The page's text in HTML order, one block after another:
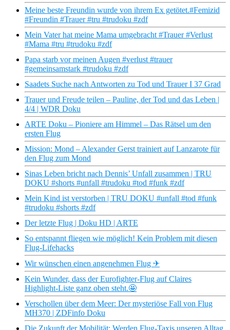
Meine beste Freundin wurde von ihrem Ex getötet.#Femizid
#Freundin #Trauer #tru #trudoku #zdf
Mein Vater hat meine Mama umgebracht #Trauer #Verlust
#Mama #tru #trudoku #zdf
Papa starb vor meinen Augen #verlust #trauer
#gemeinsamstark #trudoku #zdf
Saadets Suche nach Antworten zu Tod und Trauer I 37 Grad
Trauer und Freude teilen – Pauline, der Tod und das Leben |
4/4 | WDR Doku
ARTE Doku – Pioniere am Himmel – Das Rätsel um den
ersten Flug
Mission: Mond – Alexander Gerst trainiert auf Lanzarote für
den Flug zum Mond
Sinas Leben bricht nach Dennis’ Unfall zusammen | TRU
DOKU #shorts #unfall #trudoku #tod #funk #zdf
Mein Kind ist verstorben | TRU DOKU #unfall #tod #funk
#trudoku #shorts #zdf
Der letzte Flug | Doku HD | ARTE
So entspannt fliegen wie möglich! Kein Problem mit diesen
Flug-Lifehacks
Wir wünschen einen angenehmen Flug ✈
Kein Wunder, dass der Eurofighter-Flug auf Claires
Highlight-Liste ganz oben steht.🤩
Verschollen über dem Meer: Der mysteriöse Fall von Flug
MH370 | ZDFinfo Doku